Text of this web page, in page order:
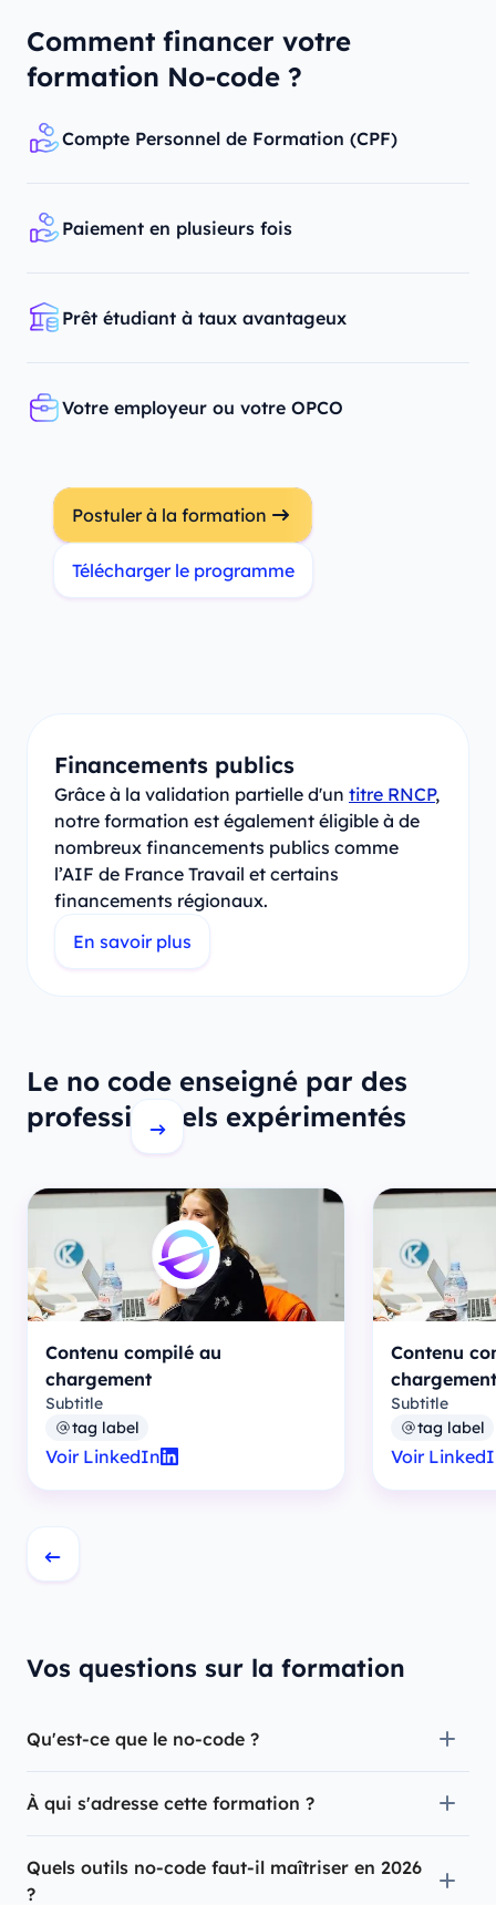
Comment financer votre
formation No-code ?
Compte Personnel de Formation (CPF)
Paiement en plusieurs fois
Prêt étudiant à taux avantageux
Votre employeur ou votre OPCO
Postuler à la formation
Télécharger le programme
Financements publics
Grâce à la validation partielle d'un titre RNCP,
notre formation est également éligible à de
nombreux financements publics comme
l’AIF de France Travail et certains
financements régionaux.
En savoir plus
Le no code enseigné par des
professionnels expérimentés
Contenu compilé au
chargement
Subtitle
tag label
Voir LinkedIn
Contenu
chargement
Subtitle
tag label
Voir
Vos questions sur la formation
Qu'est-ce que le no-code ?
À qui s'adresse cette formation ?
Quels outils no-code faut-il maîtriser en 2026
?